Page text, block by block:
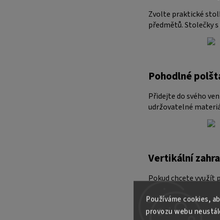
Používáme cookies,
provozu webu
Zvolte praktické
předmětů. Stolečky
Pohodlné
Přidejte do svého
udržovatelné
Vertikální
Pokud chcete využít
balkoně.